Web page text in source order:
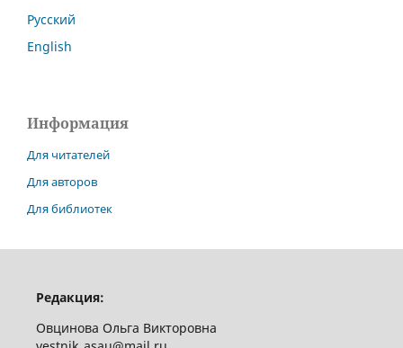
Русский
English
Информация
Для читателей
Для авторов
Для библиотек
Редакция:
Овцинова Ольга Викторовна